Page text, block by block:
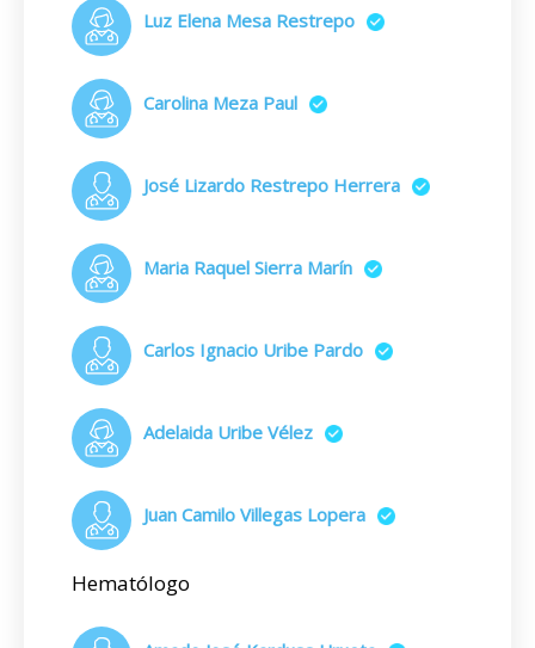
Luz Elena Mesa Restrepo
Carolina Meza Paul
José Lizardo Restrepo Herrera
Maria Raquel Sierra Marín
Carlos Ignacio Uribe Pardo
Adelaida Uribe Vélez
Juan Camilo Villegas Lopera
Hematólogo